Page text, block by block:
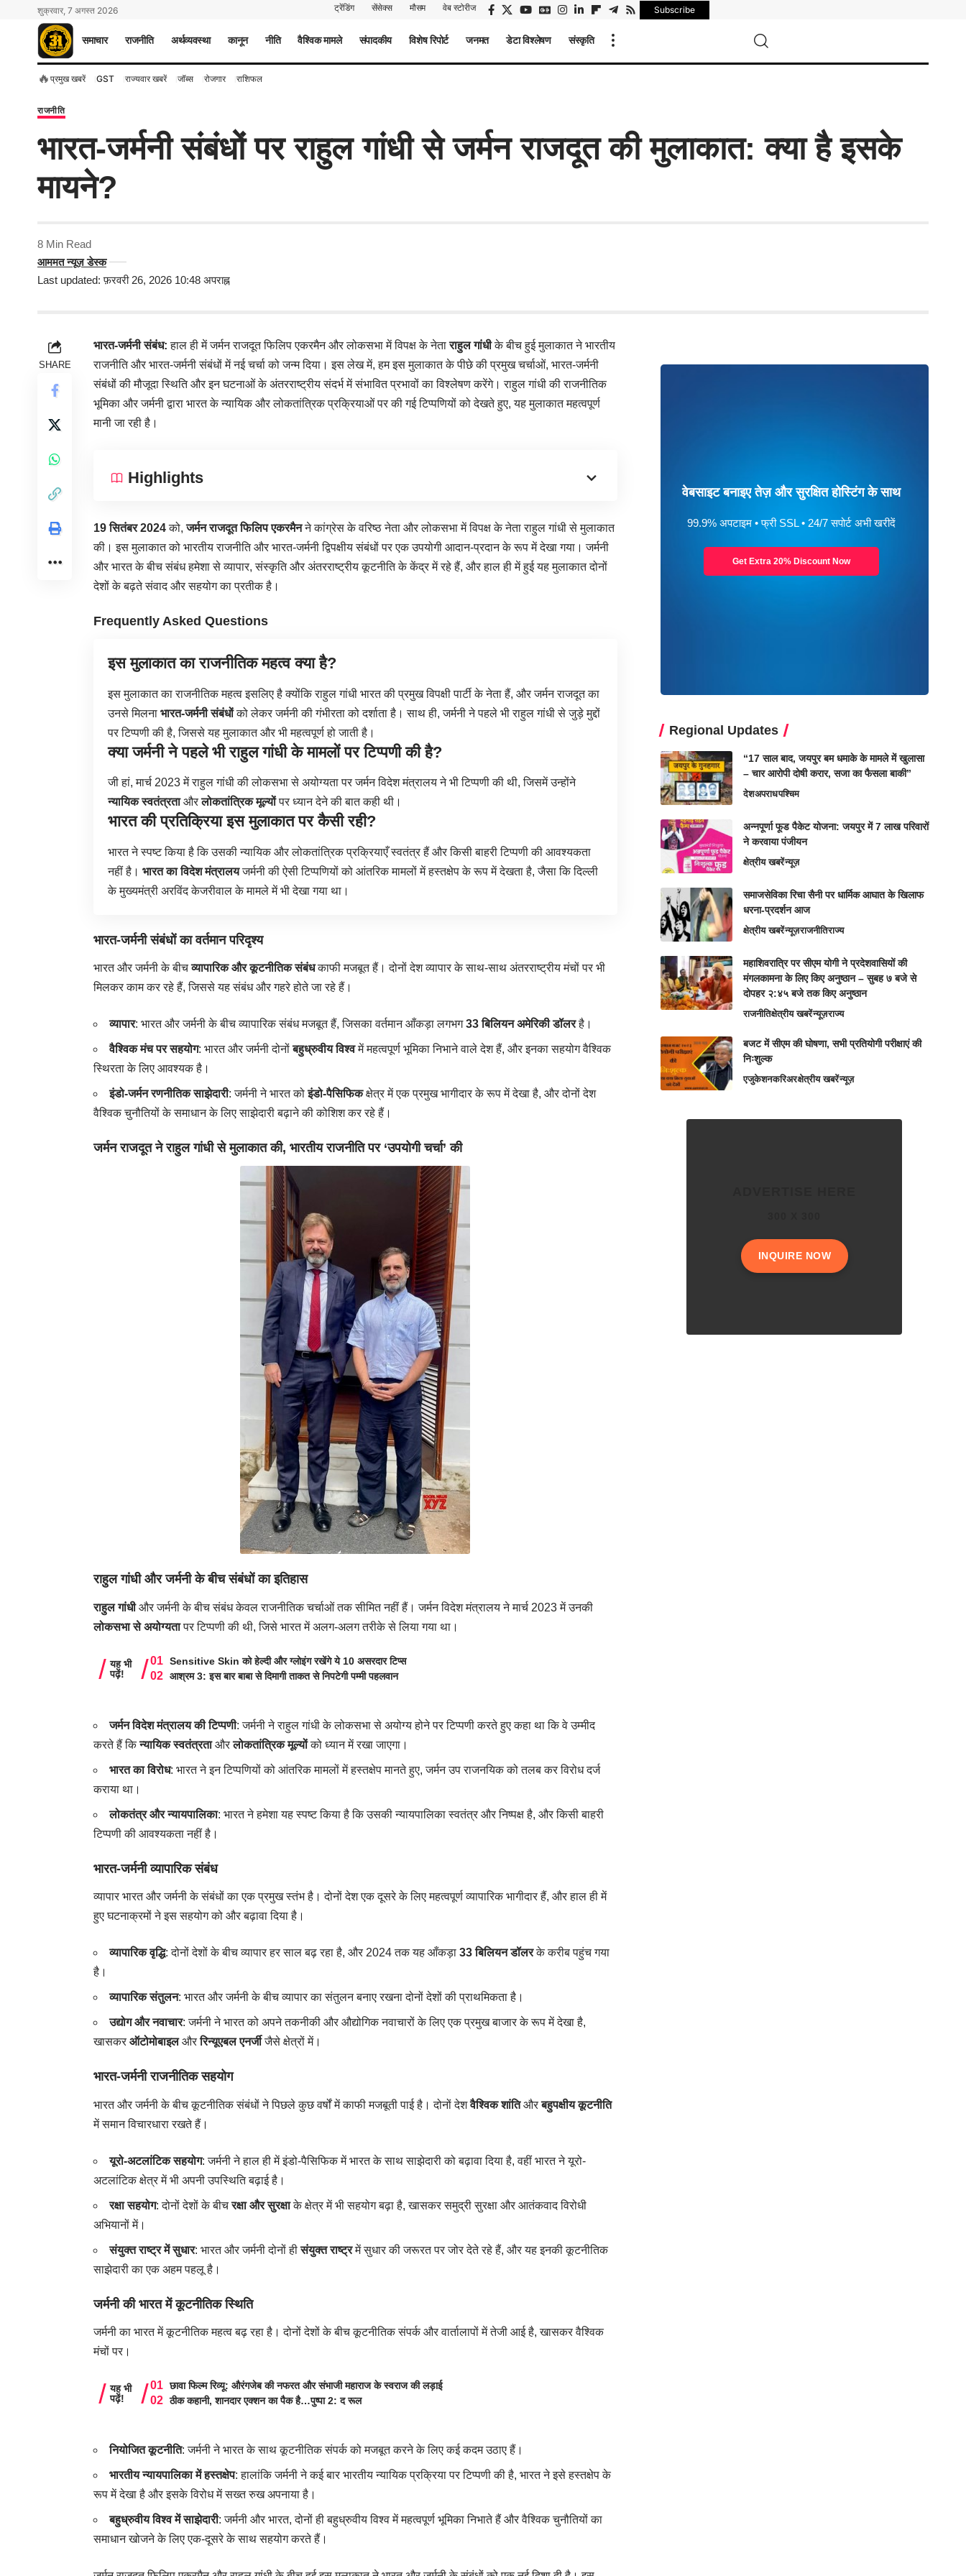
शुक्रवार, 7 अगस्त 2026 ट्रेंडिंग सेंसेक्स मौसम वेब स्टोरीज Subscribe
समाचार राजनीति अर्थव्यवस्था कानून नीति वैश्विक मामले संपादकीय विशेष रिपोर्ट जनमत डेटा विश्लेषण संस्कृति
🔥 प्रमुख खबरें GST राज्यवार खबरें जॉब्स रोजगार राशिफल
राजनीति
भारत-जर्मनी संबंधों पर राहुल गांधी से जर्मन राजदूत की मुलाकात: क्या है इसके
मायने?
Last updated: फ़रवरी 26, 2026 10:48 अपराह्न
आममत न्यूज़ डेस्क
8 Min Read
SHARE
भारत-जर्मनी संबंध: हाल ही में जर्मन राजदूत फिलिप एकरमैन और लोकसभा में विपक्ष के नेताराहुल गांधीके बीच हुई मुलाकात ने भारतीय
राजनीति और भारत-जर्मनी संबंधों में नई चर्चा को जन्म दिया। इस लेख में, हम इस मुलाकात के पीछे की प्रमुख चर्चाओं, भारत-जर्मनी
संबंधों की मौजूदा स्थिति और इन घटनाओं के अंतरराष्ट्रीय संदर्भ में संभावित प्रभावों का विश्लेषण करेंगे। राहुल गांधी की राजनीतिक
भूमिका और जर्मनी द्वारा भारत के न्यायिक और लोकतांत्रिक प्रक्रियाओं पर की गई टिप्पणियों को देखते हुए, यह मुलाकात महत्वपूर्ण
मानी जा रही है।
Highlights
19 सितंबर 2024को,जर्मन राजदूत फिलिप एकरमैनने कांग्रेस के वरिष्ठ नेता और लोकसभा में विपक्ष के नेता राहुल गांधी से मुलाकात
की। इस मुलाकात को भारतीय राजनीति और भारत-जर्मनी द्विपक्षीय संबंधों पर एक उपयोगी आदान-प्रदान के रूप में देखा गया। जर्मनी
और भारत के बीच संबंध हमेशा से व्यापार, संस्कृति और अंतरराष्ट्रीय कूटनीति के केंद्र में रहे हैं, और हाल ही में हुई यह मुलाकात दोनों
देशों के बढ़ते संवाद और सहयोग का प्रतीक है।
Frequently Asked Questions
इस मुलाकात का राजनीतिक महत्व क्या है?
इस मुलाकात का राजनीतिक महत्व इसलिए है क्योंकि राहुल गांधी भारत की प्रमुख विपक्षी पार्टी के नेता हैं, और जर्मन राजदूत का
उनसे मिलना भारत-जर्मनी संबंधोंको लेकर जर्मनी की गंभीरता को दर्शाता है। साथ ही, जर्मनी ने पहले भी राहुल गांधी से जुड़े मुद्दों
पर टिप्पणी की है, जिससे यह मुलाकात और भी महत्वपूर्ण हो जाती है।
क्या जर्मनी ने पहले भी राहुल गांधी के मामलों पर टिप्पणी की है?
जी हां, मार्च 2023 में राहुल गांधी की लोकसभा से अयोग्यता पर जर्मन विदेश मंत्रालय ने भी टिप्पणी की थी, जिसमें उन्होंने
न्यायिक स्वतंत्रताऔरलोकतांत्रिक मूल्योंपर ध्यान देने की बात कही थी।
भारत की प्रतिक्रिया इस मुलाकात पर कैसी रही?
भारत ने स्पष्ट किया है कि उसकी न्यायिक और लोकतांत्रिक प्रक्रियाएँ स्वतंत्र हैं और किसी बाहरी टिप्पणी की आवश्यकता
नहीं है। भारत का विदेश मंत्रालयजर्मनी की ऐसी टिप्पणियों को आंतरिक मामलों में हस्तक्षेप के रूप में देखता है, जैसा कि दिल्ली
के मुख्यमंत्री अरविंद केजरीवाल के मामले में भी देखा गया था।
भारत-जर्मनी संबंधों का वर्तमान परिदृश्य
भारत और जर्मनी के बीचव्यापारिक और कूटनीतिक संबंधकाफी मजबूत हैं। दोनों देश व्यापार के साथ-साथ अंतरराष्ट्रीय मंचों पर भी
मिलकर काम कर रहे हैं, जिससे यह संबंध और गहरे होते जा रहे हैं।
व्यापार: भारत और जर्मनी के बीच व्यापारिक संबंध मजबूत हैं, जिसका वर्तमान आँकड़ा लगभग33 बिलियन अमेरिकी डॉलरहै।
वैश्विक मंच पर सहयोग: भारत और जर्मनी दोनोंबहुध्रुवीय विश्वमें महत्वपूर्ण भूमिका निभाने वाले देश हैं, और इनका सहयोग वैश्विक
स्थिरता के लिए आवश्यक है।
इंडो-जर्मन रणनीतिक साझेदारी: जर्मनी ने भारत कोइंडो-पैसिफिकक्षेत्र में एक प्रमुख भागीदार के रूप में देखा है, और दोनों देश
वैश्विक चुनौतियों के समाधान के लिए साझेदारी बढ़ाने की कोशिश कर रहे हैं।
जर्मन राजदूत ने राहुल गांधी से मुलाकात की, भारतीय राजनीति पर ‘उपयोगी चर्चा’ की
राहुल गांधी और जर्मनी के बीच संबंधों का इतिहास
राहुल गांधीऔर जर्मनी के बीच संबंध केवल राजनीतिक चर्चाओं तक सीमित नहीं हैं। जर्मन विदेश मंत्रालय ने मार्च 2023 में उनकी
लोकसभा से अयोग्यतापर टिप्पणी की थी, जिसे भारत में अलग-अलग तरीके से लिया गया था।
यह भी
पढ़ें!
Sensitive Skin को हेल्दी और ग्लोइंग रखेंगे ये 10 असरदार टिप्स
आश्रम 3: इस बार बाबा से दिमागी ताकत से निपटेगी पम्मी पहलवान
जर्मन विदेश मंत्रालय की टिप्पणी: जर्मनी ने राहुल गांधी के लोकसभा से अयोग्य होने पर टिप्पणी करते हुए कहा था कि वे उम्मीद
करते हैं किन्यायिक स्वतंत्रताऔरलोकतांत्रिक मूल्योंको ध्यान में रखा जाएगा।
भारत का विरोध: भारत ने इन टिप्पणियों को आंतरिक मामलों में हस्तक्षेप मानते हुए, जर्मन उप राजनयिक को तलब कर विरोध दर्ज
कराया था।
लोकतंत्र और न्यायपालिका: भारत ने हमेशा यह स्पष्ट किया है कि उसकी न्यायपालिका स्वतंत्र और निष्पक्ष है, और किसी बाहरी
टिप्पणी की आवश्यकता नहीं है।
भारत-जर्मनी व्यापारिक संबंध
व्यापार भारत और जर्मनी के संबंधों का एक प्रमुख स्तंभ है। दोनों देश एक दूसरे के लिए महत्वपूर्ण व्यापारिक भागीदार हैं, और हाल ही में
हुए घटनाक्रमों ने इस सहयोग को और बढ़ावा दिया है।
व्यापारिक वृद्धि: दोनों देशों के बीच व्यापार हर साल बढ़ रहा है, और 2024 तक यह आँकड़ा 33 बिलियन डॉलरके करीब पहुंच गया
है।
व्यापारिक संतुलन: भारत और जर्मनी के बीच व्यापार का संतुलन बनाए रखना दोनों देशों की प्राथमिकता है।
उद्योग और नवाचार: जर्मनी ने भारत को अपने तकनीकी और औद्योगिक नवाचारों के लिए एक प्रमुख बाजार के रूप में देखा है,
खासकर ऑटोमोबाइलऔररिन्यूएबल एनर्जीजैसे क्षेत्रों में।
भारत-जर्मनी राजनीतिक सहयोग
भारत और जर्मनी के बीच कूटनीतिक संबंधों ने पिछले कुछ वर्षों में काफी मजबूती पाई है। दोनों देशवैश्विक शांतिऔरबहुपक्षीय कूटनीति
में समान विचारधारा रखते हैं।
यूरो-अटलांटिक सहयोग: जर्मनी ने हाल ही में इंडो-पैसिफिक में भारत के साथ साझेदारी को बढ़ावा दिया है, वहीं भारत ने यूरो-
अटलांटिक क्षेत्र में भी अपनी उपस्थिति बढ़ाई है।
रक्षा सहयोग: दोनों देशों के बीचरक्षा और सुरक्षाके क्षेत्र में भी सहयोग बढ़ा है, खासकर समुद्री सुरक्षा और आतंकवाद विरोधी
अभियानों में।
संयुक्त राष्ट्र में सुधार: भारत और जर्मनी दोनों हीसंयुक्त राष्ट्रमें सुधार की जरूरत पर जोर देते रहे हैं, और यह इनकी कूटनीतिक
साझेदारी का एक अहम पहलू है।
जर्मनी की भारत में कूटनीतिक स्थिति
जर्मनी का भारत में कूटनीतिक महत्व बढ़ रहा है। दोनों देशों के बीच कूटनीतिक संपर्क और वार्तालापों में तेजी आई है, खासकर वैश्विक
मंचों पर।
यह भी
पढ़ें!
छावा फिल्म रिव्यू: औरंगजेब की नफरत और संभाजी महाराज के स्वराज की लड़ाई
ठीक कहानी, शानदार एक्शन का पैक है…पुष्पा 2: द रूल
नियोजित कूटनीति: जर्मनी ने भारत के साथ कूटनीतिक संपर्क को मजबूत करने के लिए कई कदम उठाए हैं।
भारतीय न्यायपालिका में हस्तक्षेप: हालांकि जर्मनी ने कई बार भारतीय न्यायिक प्रक्रिया पर टिप्पणी की है, भारत ने इसे हस्तक्षेप के
रूप में देखा है और इसके विरोध में सख्त रुख अपनाया है।
बहुध्रुवीय विश्व में साझेदारी: जर्मनी और भारत, दोनों ही बहुध्रुवीय विश्व में महत्वपूर्ण भूमिका निभाते हैं और वैश्विक चुनौतियों का
समाधान खोजने के लिए एक-दूसरे के साथ सहयोग करते हैं।
वेबसाइट बनाइए तेज़ और सुरक्षित होस्टिंग के साथ
99.9% अपटाइम • फ्री SSL • 24/7 सपोर्ट अभी खरीदें
Get Extra 20% Discount Now
Regional Updates
“17 साल बाद, जयपुर बम धमाके के मामले में खुलासा
– चार आरोपी दोषी करार, सजा का फैसला बाकी”
देशअपराधपश्चिम
अन्नपूर्णा फूड पैकेट योजना: जयपुर में 7 लाख परिवारों
ने करवाया पंजीयन
क्षेत्रीय खबरेंन्यूज़
समाजसेविका रिचा सैनी पर धार्मिक आघात के खिलाफ
धरना-प्रदर्शन आज
क्षेत्रीय खबरेंन्यूज़राजनीतिराज्य
महाशिवरात्रि पर सीएम योगी ने प्रदेशवासियों की
मंगलकामना के लिए किए अनुष्ठान – सुबह ७ बजे से
दोपहर २:४५ बजे तक किए अनुष्ठान
राजनीतिक्षेत्रीय खबरेंन्यूज़राज्य
बजट में सीएम की घोषणा, सभी प्रतियोगी परीक्षाएं की
निःशुल्क
एजुकेशनकरिअरक्षेत्रीय खबरेंन्यूज़
INQUIRE NOW